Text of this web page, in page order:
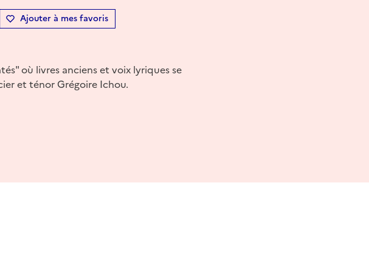
Ajouter à mes favoris
où livres anciens et voix lyriques se
et ténor Grégoire Ichou.